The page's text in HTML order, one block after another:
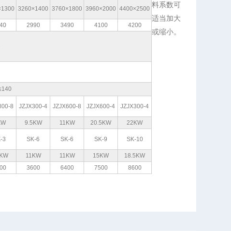
3260×1400 3760×1800 3960×2000 4400×2500
2990 3490 4100 4200
8 JZJX300-4 JZJX600-8 JZJX600-4 JZJX300-4
9.5KW 11KW 20.5KW
22KW
3 SK-6 SK-6 SK-9 SK-10
11KW 11KW 15KW
18.5KW
3600 6400 7500 8600
料系数可
适当加大
或缩小。